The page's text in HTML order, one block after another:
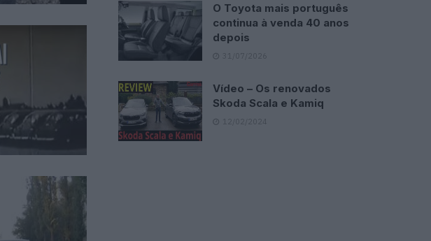
O Toyota mais português
continua à venda 40 anos
depois
31/07/2026
Vídeo – Os renovados
Skoda Scala e Kamiq
12/02/2024